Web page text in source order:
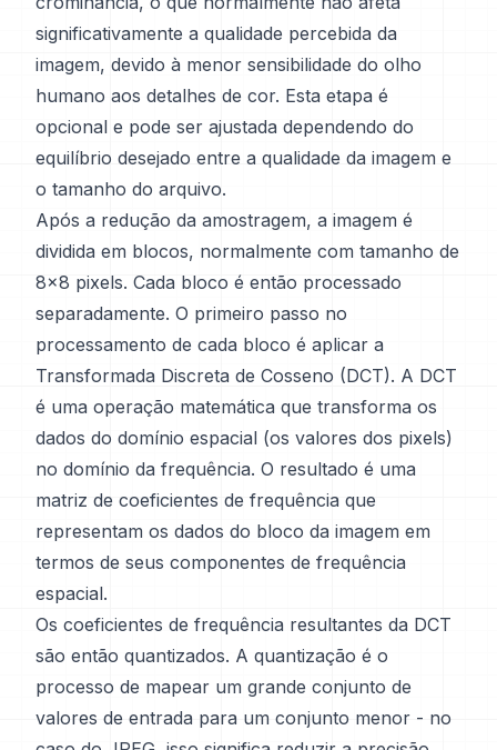
significativamente a qualidade percebida da
imagem, devido à menor sensibilidade do olho
humano aos detalhes de cor. Esta etapa é
opcional e pode ser ajustada dependendo do
equilíbrio desejado entre a qualidade da imagem e
o tamanho do arquivo.
Após a redução da amostragem, a imagem é
dividida em blocos, normalmente com tamanho de
8x8 pixels. Cada bloco é então processado
separadamente. O primeiro passo no
processamento de cada bloco é aplicar a
Transformada Discreta de Cosseno (DCT). A DCT
é uma operação matemática que transforma os
dados do domínio espacial (os valores dos pixels)
no domínio da frequência. O resultado é uma
matriz de coeficientes de frequência que
representam os dados do bloco da imagem em
termos de seus componentes de frequência
espacial.
Os coeficientes de frequência resultantes da DCT
são então quantizados. A quantização é o
processo de mapear um grande conjunto de
valores de entrada para um conjunto menor - no